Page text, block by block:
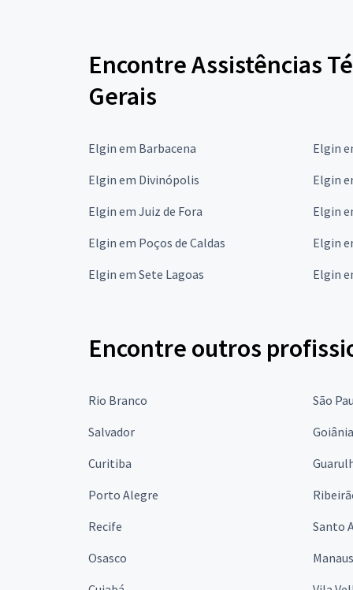
Encontre Assistências
Gerais
Elgin em Barbacena
Elgin
Elgin em Divinópolis
Elgin
Elgin em Juiz de Fora
Elgin
Elgin em Poços de Caldas
Elgin
Elgin em Sete Lagoas
Elgin
Encontre outros
Rio Branco
São
Salvador
Goiânia
Curitiba
Porto Alegre
Recife
Santo
Osasco
Manaus